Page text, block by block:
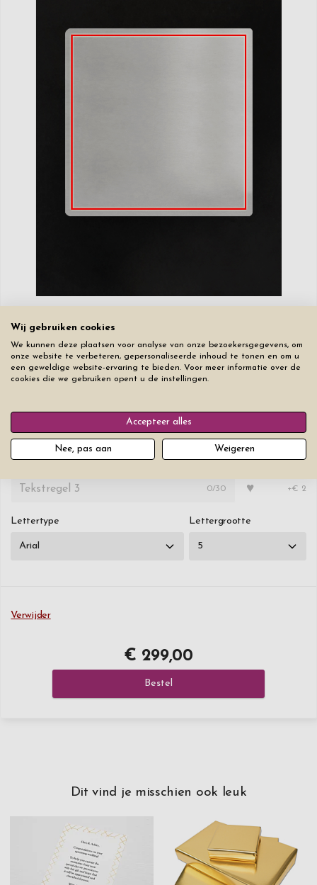
De gravering op dit product wordt grijs/zilver.
De gravure moet binnen het rode kader blijven (het rode kader zelf wordt
niet gegraveerd).
Klik op het hartje om op die regel een hartje toe te voegen.
0/30 ♥ +€ 10
/30 ♥
0/30 ♥ +€ 2
Lettertype Lettergrootte
Verwijder
€ 299,00
Bestel
Dit vind je misschien ook leuk
Wij gebruiken cookies
We kunnen deze plaatsen voor analyse van onze bezoekersgegevens, om
onze website te verbeteren, gepersonaliseerde inhoud te tonen en om u
een geweldige website-ervaring te bieden. Voor meer informatie over de
cookies die we gebruiken opent u de instellingen.
Accepteer alles
Nee, pas aan Weigeren